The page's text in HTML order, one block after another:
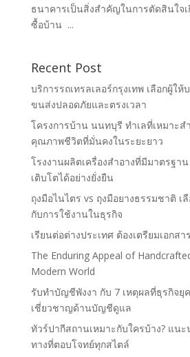
ธนาคารเป็นสิ่งสำคัญในการตัดสินใจเ
ซื้อบ้าน ...
Recent Post
บริการรถเทรลเลอร์กรุงเทพ เลือกผู้ให้
ขนส่งปลอดภัยและตรงเวลา
โครงการบ้าน นนทบุรี ทำเลที่เหมาะส
คุณภาพชีวิตที่มั่นคงในระยะยาว
โรงงานผลิตเครื่องสำอางที่มีมาตรฐา
เติบโตได้อย่างยั่งยืน
ถุงมือไนไตร vs ถุงมือยางธรรมชาติ เ
กับการใช้งานในธุรกิจ
เรียนต่อต่างประเทศ ต้องเตรียมเอกส
The Enduring Appeal of
Modern World
รับทำบัญชีพังงา กับ 7 เหตุผลที่ธุรกิจยุ
เชี่ยวชาญด้านบัญชีดูแล
ทัวร์ปากีสถานเหมาะกับใครบ้าง? แน
ทางที่ตอบโจทย์ทุกสไตล์